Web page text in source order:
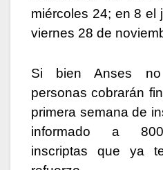
miércoles 24; en 8 el
viernes 28 de
Si bien Anses no
personas cobrarán
primera semana de
informado a
inscriptas que ya